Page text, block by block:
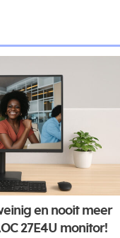
en nooit meer
27E4U monitor!